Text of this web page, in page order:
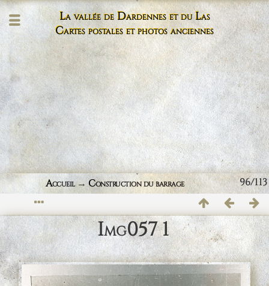
La vallée de Dardennes et du Las
Cartes postales et photos anciennes
96/113
Accueil→Construction du barrage
Img057 1